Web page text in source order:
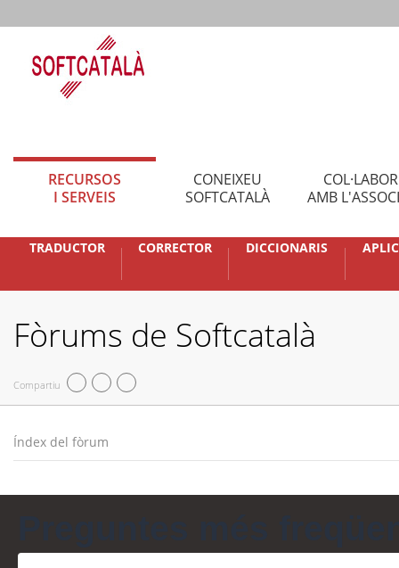
RECURSOS
I SERVEIS
CONEIXEU
SOFTCATALÀ
AMB
TRADUCTOR CORRECTOR DICCIONARIS
Fòrums de Softcatalà
Compartiu
Índex del fòrum